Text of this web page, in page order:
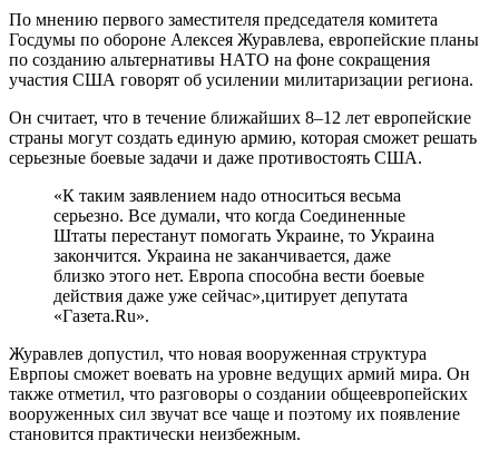
По мнению первого заместителя председателя комитета
Госдумы по обороне Алексея Журавлева, европейские планы
по созданию альтернативы НАТО на фоне сокращения
участия США говорят об усилении милитаризации региона.
Он считает, что в течение ближайших 8–12 лет европейские
страны могут создать единую армию, которая сможет решать
серьезные боевые задачи и даже противостоять США.
«К таким заявлением надо относиться весьма
серьезно. Все думали, что когда Соединенные
Штаты перестанут помогать Украине, то Украина
закончится. Украина не заканчивается, даже
близко этого нет. Европа способна вести боевые
действия даже уже сейчас»,цитирует депутата
«Газета.Ru».
Журавлев допустил, что новая вооруженная структура
Еврпоы сможет воевать на уровне ведущих армий мира. Он
также отметил, что разговоры о создании общеевропейских
вооруженных сил звучат все чаще и поэтому их появление
становится практически неизбежным.